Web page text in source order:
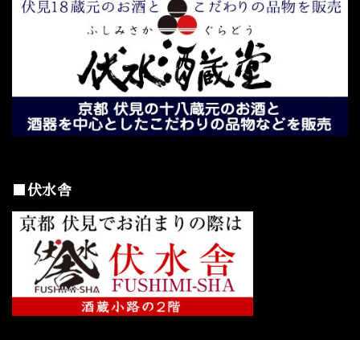
■伏水舎